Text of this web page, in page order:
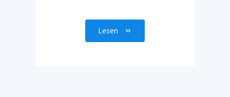
Lesen